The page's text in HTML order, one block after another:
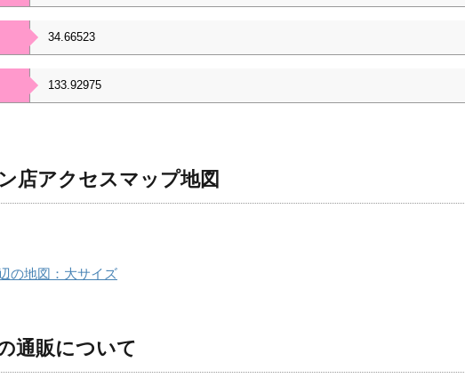
34.66523
133.92975
店アクセスマップ地図
の地図：大サイズ
通販について